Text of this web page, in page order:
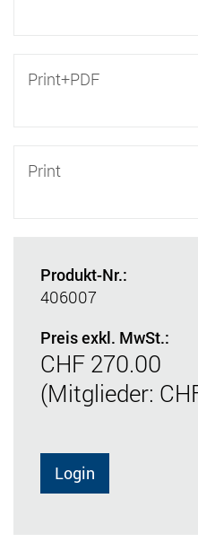
Print+PDF
Print
Produkt-Nr.:
406007
Preis exkl. MwSt.:
CHF 270.00
(Mitglieder:
Login